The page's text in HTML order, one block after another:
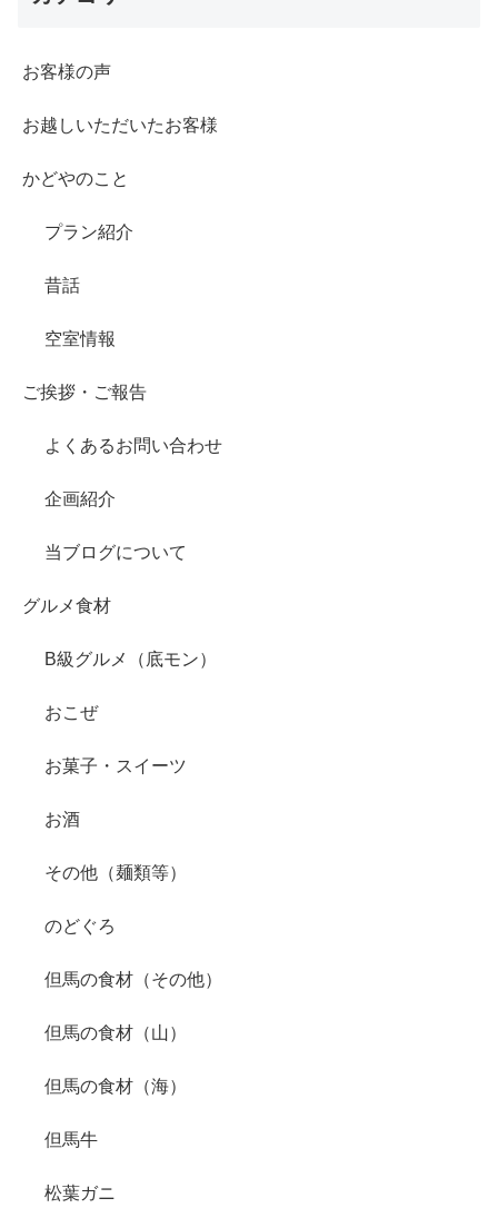
お客様の声
お越しいただいたお客様
かどやのこと
プラン紹介
昔話
空室情報
ご挨拶・ご報告
よくあるお問い合わせ
企画紹介
当ブログについて
グルメ食材
B級グルメ（底モン）
おこぜ
お菓子・スイーツ
お酒
その他（麺類等）
のどぐろ
但馬の食材（その他）
但馬の食材（山）
但馬の食材（海）
但馬牛
松葉ガニ